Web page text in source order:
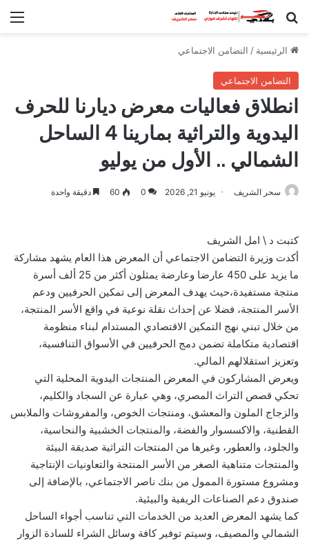
بحث عن
الرئيسية / التضامن الاجتماعي
التضامن الاجتماعي
انطلاق فعاليات معرض ديارنا للحرف
اليدوية والتراثية بمارينا 4 الساحل
الشمالي .. الأول من يوليو
سحر الشريف يونيو 21, 2026 0
60 دقيقة واحدة
كتبت د \ امل الشريف
أكدت وزيرة التضامن الاجتماعي أن المعرض هذا العام يشهد مشاركة
ما يزيد على 450 عارضا وعارضة يمثلون أكثر من 25 ألف أسرة
منتجة مستفيدة،حيث يهدف المعرض إلى تمكين الحرفيين ودعم
الأسر المنتجة، فضلا عن إحداث نقلة نوعية في واقع الأسر المنتجة،
من خلال تبني نهج التمكين الاقتصادي المستدام لبناء منظومة
اقتصادية متكاملة تضمن دمج الحرفيين في الأسواق التنافسية،
وتعزيز استقلالهم المالي.
ويعرض المشاركون في المعرض المنتجات اليدوية المحلية التي
تحكي قصص التراث المصري، وهي عبارة عن السجاد والكليم،
والزجاج الملون والمعشق، ومنتجات الخوص، والمفروشات والملابس
القطنية، والاكسسوار والفضة، والمنتجات الخشبية والنحاسية،
والجلود، والعطور، وغيرها من المنتجات التراثية صديقة البيئة
والمنتجات متناهية الصغر من الأسر المنتجة والتعاونيات الإنتاجية
ومشروع مستورة الممول من بنك ناصر الاجتماعي، بالإضافة إلى
صندوق دعم الصناعات الريفية والبيئية.
كما يشهد المعرض العديد من الخدمات التي تناسب أجواء الساحل
الشمالي والمصيف، وسيتم توفير كافة وسائل الشراء للسادة الزوار